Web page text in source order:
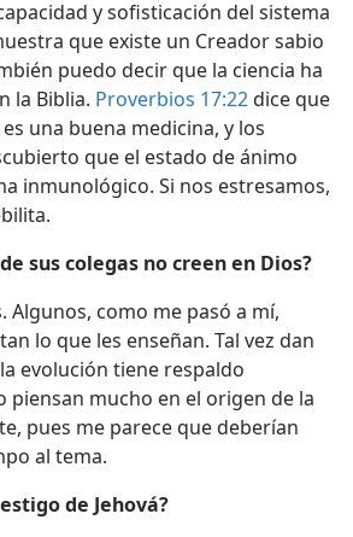
y sofisticación del sistema
que existe un Creador sabio
puedo decir que la ciencia ha
la Biblia. Proverbios 17:22dice que
una buena medicina, y los
que el estado de ánimo
inmunológico. Si nos estresamos,
sus colegas no creen en Dios?
Algunos, como me pasó a mí,
lo que les enseñan. Tal vez dan
evolución tiene respaldo
piensan mucho en el origen de la
pues me parece que deberían
al tema.
de Jehová?